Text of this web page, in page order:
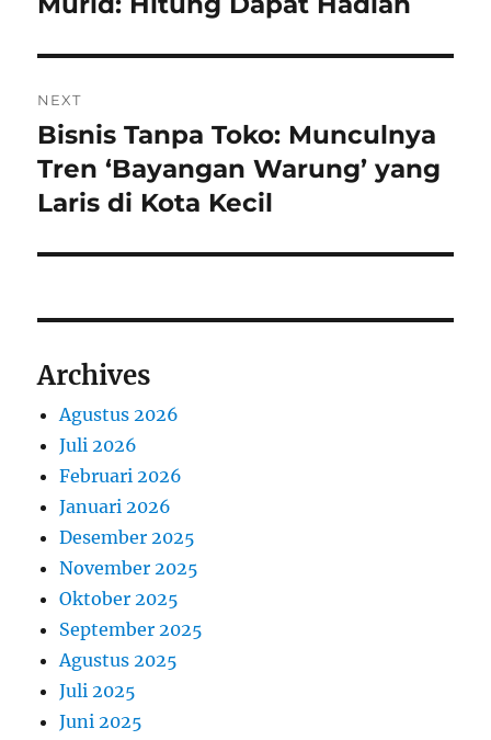
NEXT
Next
post:
Bisnis Tanpa Toko: Munculnya
Tren ‘Bayangan Warung’ yang
Laris di Kota Kecil
Archives
Agustus 2026
Juli 2026
Februari 2026
Januari 2026
Desember 2025
November 2025
Oktober 2025
September 2025
Agustus 2025
Juli 2025
Juni 2025